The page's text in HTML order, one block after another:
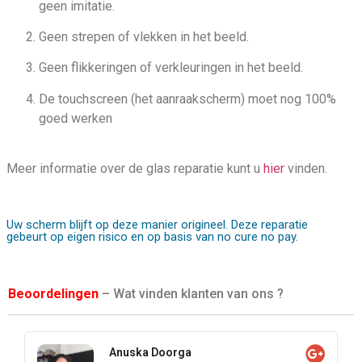
geen imitatie.
Geen strepen of vlekken in het beeld.
Geen flikkeringen of verkleuringen in het beeld.
De touchscreen (het aanraakscherm) moet nog 100%
goed werken
Meer informatie over de glas reparatie kunt u hier vinden.
Uw scherm blijft op deze manier origineel. Deze reparatie
gebeurt op eigen risico en op basis van no cure no pay.
Beoordelingen – Wat vinden klanten van ons ?
Anuska Doorga